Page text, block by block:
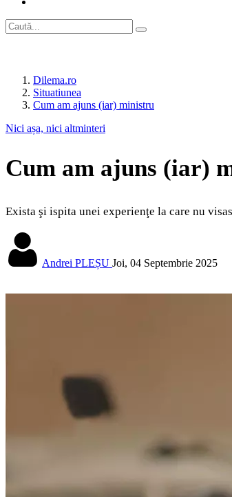
Dilema.ro
Situatiunea
Cum am ajuns (iar) ministru
Nici așa, nici altminteri
Cum am ajuns (iar)
Exista şi ispita unei experienţe la care nu
Andrei PLEȘU Joi, 04 Septembrie 2025